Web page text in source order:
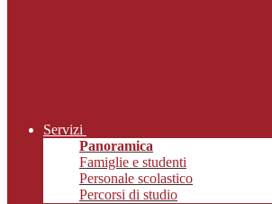
Servizi
Panoramica
Famiglie e studenti
Personale scolastico
Percorsi di studio